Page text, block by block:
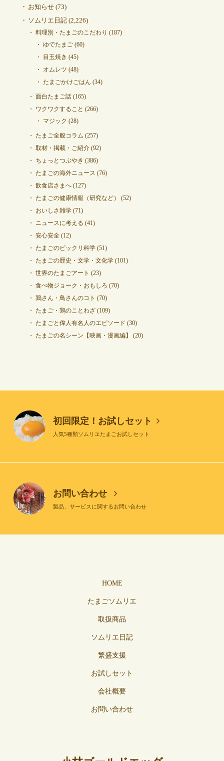
お知らせ(73)
ソムリエ日記(2,226)
料理別・たまごのこだわり (187)
ゆでたまご(60)
目玉焼き (45)
オムレツ (48)
たまごかけごはん (34)
面白たまご話(165)
ワクワクすること (266)
マジック (28)
たまご全般コラム (257)
取材・掲載・ご紹介(92)
ちょっとつぶやき (386)
たまごの海外ニュース (76)
飲食店さまへ(127)
たまごの健康情報（研究など）
(52)
おいしさ雑学(71)
ニュースに考える (41)
安心安全(12)
たまごのビックリ科学(51)
たまごの歴史・文学・文化学(101)
世界のたまごアート (23)
食べ物ジョーク・おもしろ (70)
鶏さん・鳥さんのコト (70)
たまご・鶏のことわざ(109)
たまごと偉人有名人のエピソード (30)
たまごの名シーン【映画・漫画編】
(20)
初回限定！お試しセット
人気5種類ソムリエたまごお試しセット
お問い合わせ
製品、サービスに関するお問い合わせ
HOME
たまごソムリエ
取扱商品
ソムリエ日記
繁盛支援
お試しセット
会社概要
お問い合わせ